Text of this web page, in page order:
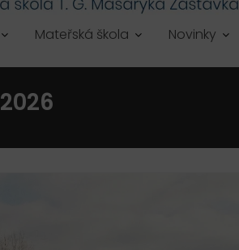
Mateřská škola Novinky